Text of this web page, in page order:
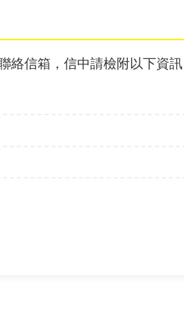
信箱，信中請檢附以下資訊